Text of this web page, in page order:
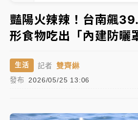
故宮《龍藏經》特展第2檔！今線
周六起展出延長至晚上7時
台東農業處長涉圖利渡假村！東檢
父親節泡湯了！中颱白海豚雨彈轟
雨熱區曝
女律師陳昱瑄詐慈濟10億！黃金
▲
豔陽火辣辣！台南飆
形食物吃出「內建防曬
生活 記者 雙齊綝
發布 2026/05/25 13:06